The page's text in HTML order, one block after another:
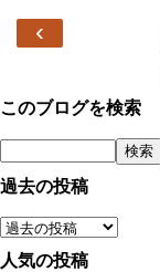
‹
このブログを検索
過去の投稿
人気の投稿